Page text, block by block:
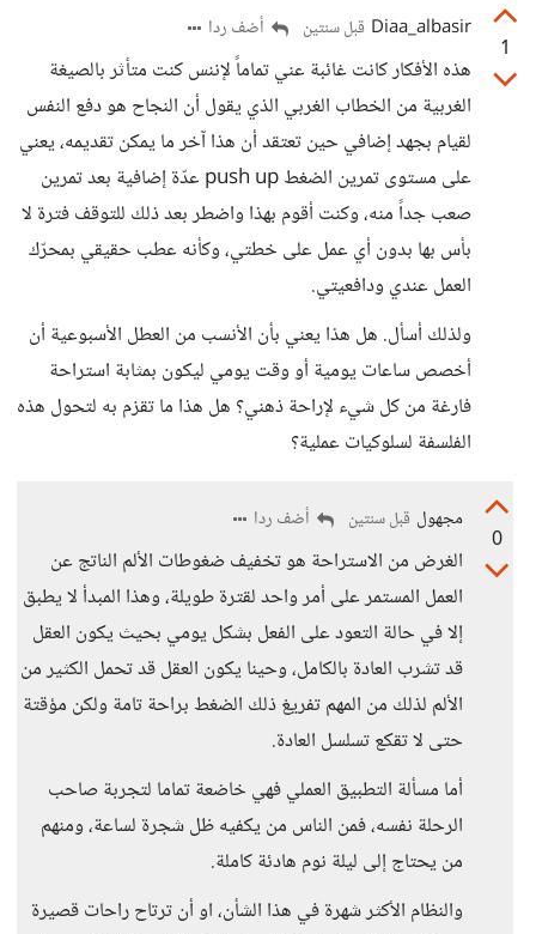
1
Diaa_albasir قبل سنتين أضف ردا
هذه الأفكار كانت غائبة عني تماماً لإننس كنت متأثر بالصيغة
الغربية من الخطاب الغربي الذي يقول أن النجاح هو دفع النفس
لقيام بجهد إضافي حين تعتقد أن هذا آخر ما يمكن تقديمه، يعني
على مستوى تمرين الضغط push up عدّة إضافية بعد تمرين
صعب جداً منه، وكنت أقوم بهذا واضطر بعد ذلك للتوقف فترة لا
بأس بها بدون أي عمل على خطتي، وكأنه عطب حقيقي بمحرّك
العمل عندي ودافعيتي.
ولذلك أسأل. هل هذا يعني بأن الأنسب من العطل الأسبوعية أن
أخصص ساعات يومية أو وقت يومي ليكون بمثابة استراحة
فارغة من كل شيء لإراحة ذهني؟ هل هذا ما تقزم به لتحول هذه
الفلسفة لسلوكيات عملية؟
0
مجهول قبل سنتين أضف ردا
الغرض من الاستراحة هو تخفيف ضغوطات الألم الناتج عن
العمل المستمر على أمر واحد لقترة طويلة، وهذا المبدأ لا يطبق
إلا في حالة التعود على الفعل بشكل يومي بحيث يكون العقل
قد تشرب العادة بالكامل، وحينا يكون العقل قد تحمل الكثير من
الألم لذلك من المهم تفريغ ذلك الضغط براحة تامة ولكن مؤقتة
حتى لا تقكع تسلسل العادة.
أما مسألة التطبيق العملي فهي خاضعة تماما لتجربة صاحب
الرحلة نفسه، فمن الناس من يكفيه ظل شجرة لساعة، ومنهم
من يحتاج إلى ليلة نوم هادئة كاملة.
والنظام الأكثر شهرة في هذا الشأن، او أن ترتاح راحات قصيرة